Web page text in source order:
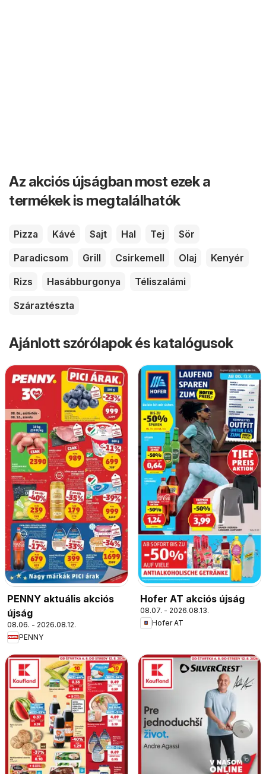
Az akciós újságban most ezek a
termékek is megtalálhatók
Pizza Kávé Sajt Hal Tej
Sör
Paradicsom
Grill Csirkemell Olaj
Kenyér
Rizs
Hasábburgonya
Téliszalámi
Száraztészta
Ajánlott szórólapok és katalógusok
PENNY aktuális akciós
újság
08.06. - 2026.08.12.
PENNY
Hofer AT akciós újság
08.07. - 2026.08.13.
Hofer AT